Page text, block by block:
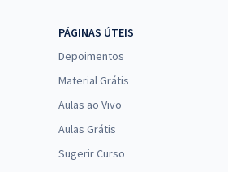
PÁGINAS ÚTEIS
Depoimentos
Material Grátis
Aulas ao Vivo
Aulas Grátis
Sugerir Curso